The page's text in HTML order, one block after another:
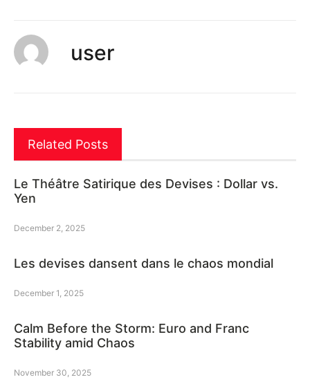
user
Related Posts
Le Théâtre Satirique des Devises : Dollar vs.
Yen
December 2, 2025
Les devises dansent dans le chaos mondial
December 1, 2025
Calm Before the Storm: Euro and Franc
Stability amid Chaos
November 30, 2025